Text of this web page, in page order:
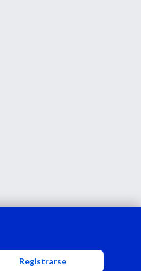
Registrarse